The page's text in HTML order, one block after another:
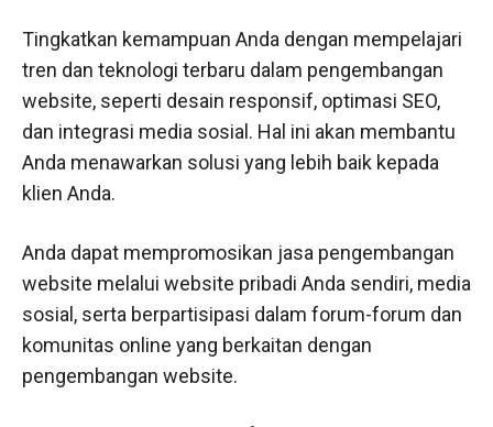
Tingkatkan kemampuan Anda dengan mempelajari
tren dan teknologi terbaru dalam pengembangan
website, seperti desain responsif, optimasi SEO,
dan integrasi media sosial. Hal ini akan membantu
Anda menawarkan solusi yang lebih baik kepada
klien Anda.
Anda dapat mempromosikan jasa pengembangan
website melalui website pribadi Anda sendiri, media
sosial, serta berpartisipasi dalam forum-forum dan
komunitas online yang berkaitan dengan
pengembangan website.